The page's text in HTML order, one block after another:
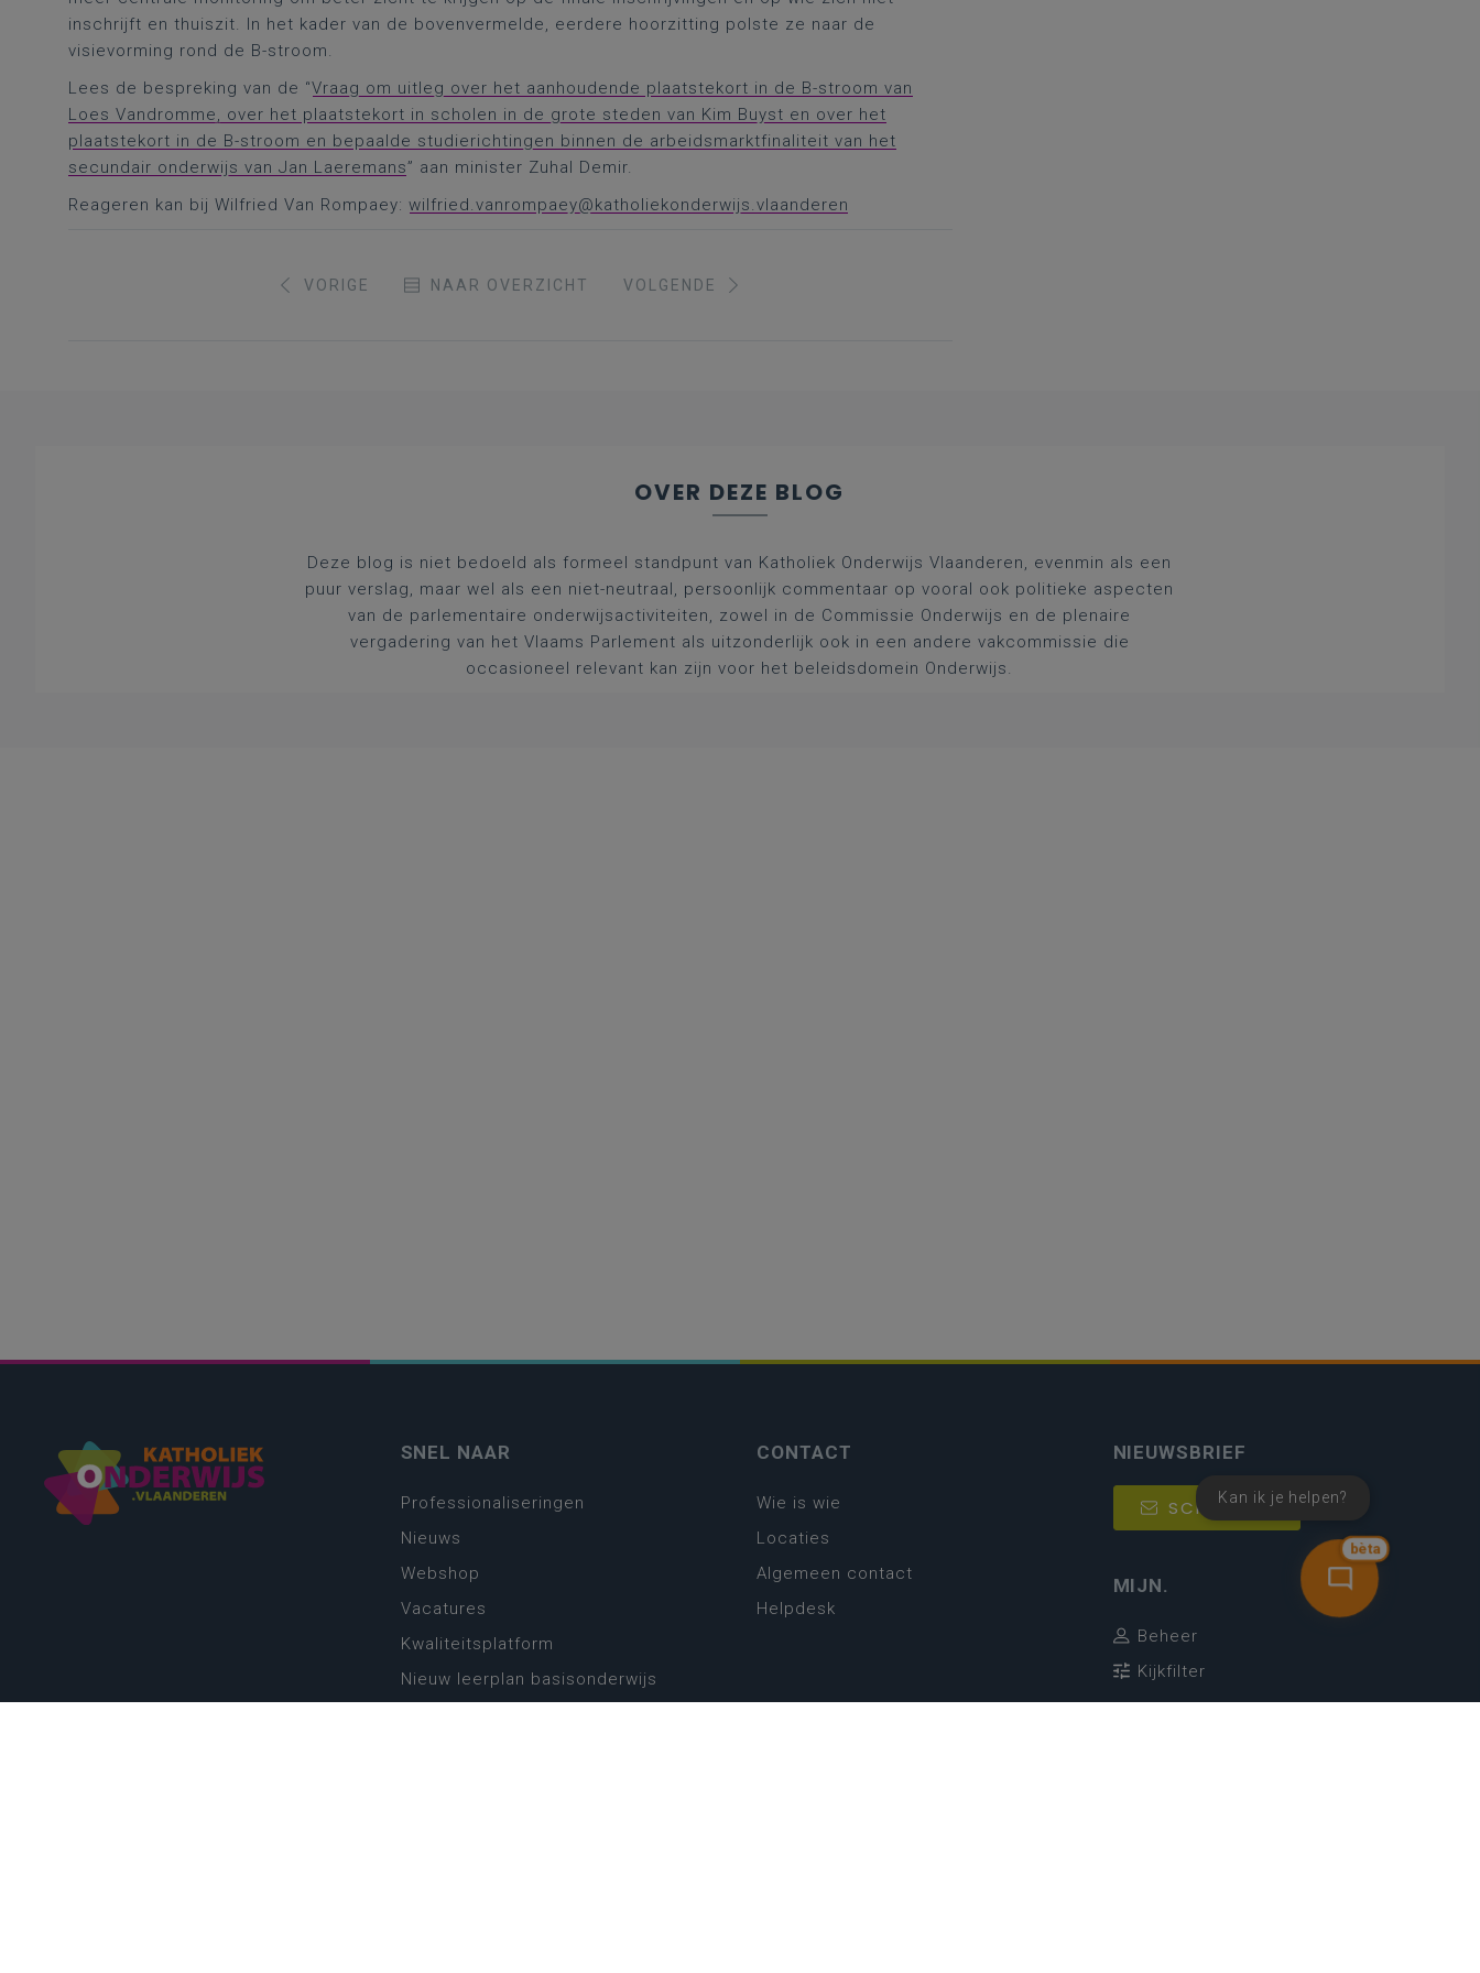
inschrijft en thuiszit. In het kader van de bovenvermelde, eerdere hoorzitting polste ze naar de
visievorming rond de B-stroom.
Lees de bespreking van de “Vraag om uitleg over het aanhoudende plaatstekort in de B-stroom van
Loes Vandromme, over het plaatstekort in scholen in de grote steden van Kim Buyst en over het
plaatstekort in de B-stroom en bepaalde studierichtingen binnen de arbeidsmarktfinaliteit van het
secundair onderwijs van Jan Laeremans” aan minister Zuhal Demir.
Reageren kan bij Wilfried Van Rompaey: wilfried.vanrompaey@katholiekonderwijs.vlaanderen
VORIGE NAAR OVERZICHT VOLGENDE
OVER DEZE BLOG
Deze blog is niet bedoeld als formeel standpunt van Katholiek Onderwijs Vlaanderen, evenmin als een
puur verslag, maar wel als een niet-neutraal, persoonlijk commentaar op vooral ook politieke aspecten
van de parlementaire onderwijsactiviteiten, zowel in de Commissie Onderwijs en de plenaire
vergadering van het Vlaams Parlement als uitzonderlijk ook in een andere vakcommissie die
occasioneel relevant kan zijn voor het beleidsdomein Onderwijs.
bèta
Kan ik je helpen?
SNEL NAAR
Professionaliseringen
Nieuws
Webshop
Vacatures
Kwaliteitsplatform
Nieuw leerplan basisonderwijs
CONTACT
Wie is wie
Locaties
Algemeen contact
Helpdesk
NIEUWSBRIEF
SCHRIJF IN
MIJN.
Beheer
Kijkfilter